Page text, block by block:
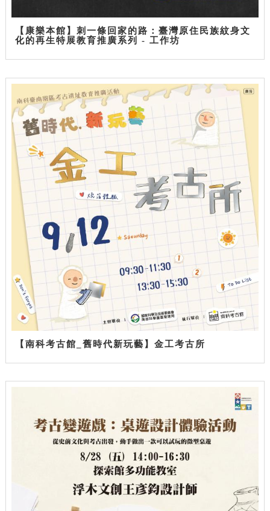
【康樂本館】刺一條回家的路：臺灣原住民族紋身文
化的再生特展教育推廣系列 - 工作坊
【南科考古館_舊時代新玩藝】金工考古所